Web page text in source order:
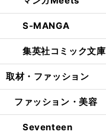
S-MANGA
集英社コミック文庫
取材・ファッション
ファッション・美容
Seventeen